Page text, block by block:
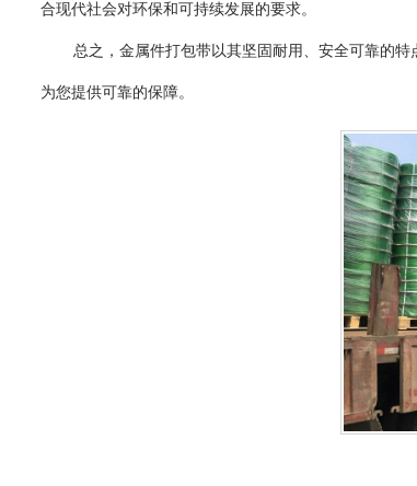
合现代社会对环保和可持续发展的要求。
总之，金属件打包带以其坚固耐用、安全可靠的
为您提供可靠的保障。